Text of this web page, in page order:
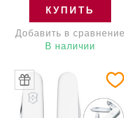
КУПИТЬ
Добавить в сравнение
В наличии